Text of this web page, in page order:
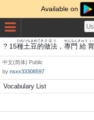
Available on
? 15種
たね
土
つち
豆
まめ
的
てき
做法
さほう
， 專門
せんもん
給
きゅう
胃
い
中文(简体) Public
by nsxx33308597
Vocabulary List